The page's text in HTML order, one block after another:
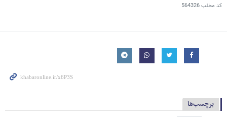
کد مطلب564326
برچسب‌ها